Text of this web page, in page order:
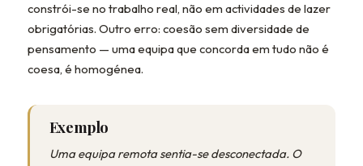
constrói-se no trabalho real, não em actividades de lazer
obrigatórias. Outro erro: coesão sem diversidade de
pensamento — uma equipa que concorda em tudo não é
coesa, é homogénea.
Exemplo
Uma equipa remota sentia-se desconectada. O